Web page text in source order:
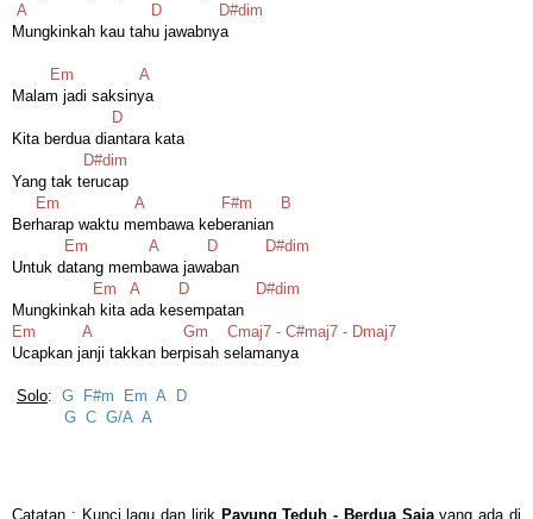
A D D#dim
Mungkinkah kau tahu jawabnya
Em A
Malam jadi saksinya
D
Kita berdua diantara kata
D#dim
Yang tak terucap
Em A F#m B
Berharap waktu membawa keberanian
Em A D D#dim
Untuk datang membawa jawaban
Em A D D#dim
Mungkinkah kita ada kesempatan
Em A Gm Cmaj7 - C#maj7 - Dmaj7
Ucapkan janji takkan berpisah selamanya
Solo: G F#m Em A D
G C G/A A
Catatan : Kunci lagu dan lirik Payung Teduh - Berdua Sajayang ada di